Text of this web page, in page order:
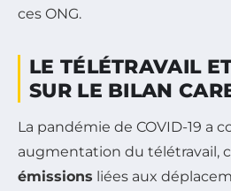
ces ONG.
LE TÉLÉTRAVAIL
SUR LE BILAN
La pandémie de COVID-19 a
augmentation du télétravail,
émissions liées aux